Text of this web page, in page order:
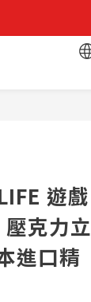
遊戲
克力立
進口精